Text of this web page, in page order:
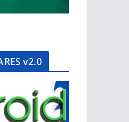
v2.0